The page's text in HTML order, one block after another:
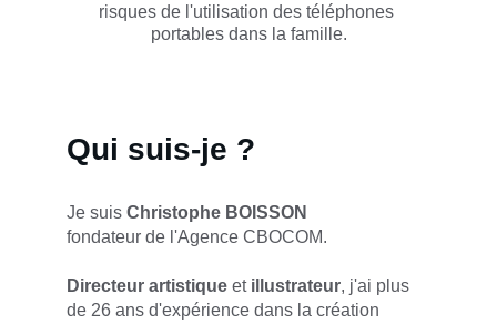
risques de l'utilisation des téléphones
portables dans la famille.
Qui suis-je ?
Je suis Christophe BOISSON
fondateur de l'Agence CBOCOM.
Directeur artistique et illustrateur, j'ai plus
de 26 ans d'expérience dans la création